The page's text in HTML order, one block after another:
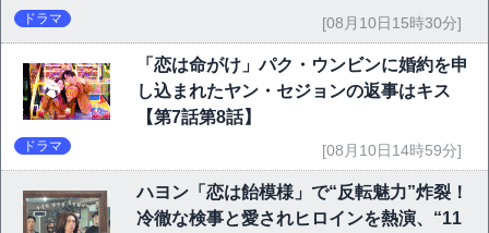
ドラマ [08月10日15時30分]
「恋は命がけ」パク・ウンビンに婚約を申
し込まれたヤン・セジョンの返事はキス
【第7話第8話】
ドラマ [08月10日14時59分]
ハヨン「恋は飴模様」で“反転魅力”炸裂！
冷徹な検事と愛されヒロインを熱演、“11